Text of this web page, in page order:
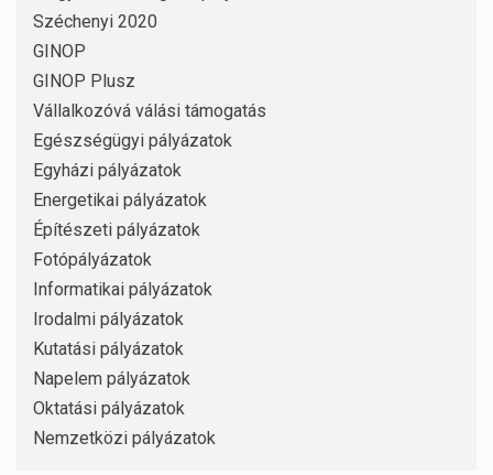
Széchenyi 2020
GINOP
GINOP Plusz
Vállalkozóvá válási támogatás
Egészségügyi pályázatok
Egyházi pályázatok
Energetikai pályázatok
Építészeti pályázatok
Fotópályázatok
Informatikai pályázatok
Irodalmi pályázatok
Kutatási pályázatok
Napelem pályázatok
Oktatási pályázatok
Nemzetközi pályázatok